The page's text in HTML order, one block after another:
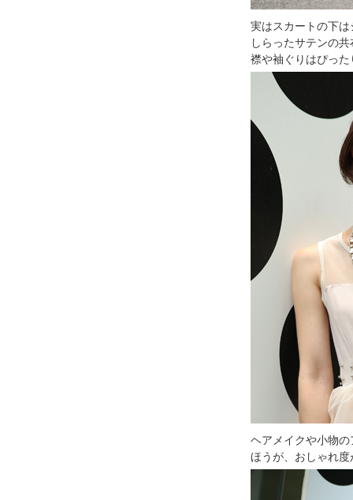
実はスカートの下
しらったサテンの
襟や袖ぐりはぴっ
ヘアメイクや小物
ほうが、おしゃれ